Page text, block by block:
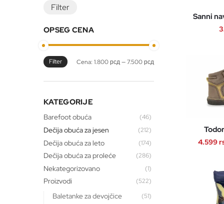
Sanni
4.599
Filter
OPSEG CENA
Minimalna
Maksimalna
Filter Cena: 1.800 рсд—7.500 рсд
KATEGORIJE
Barefoot obuća (46)
Dečija obuća za jesen (212)
Dečija obuća za leto (174)
Dečija obuća za proleće (286)
Nekategorizovano (1)
Proizvodi (522)
Baletanke za devojčice (51)